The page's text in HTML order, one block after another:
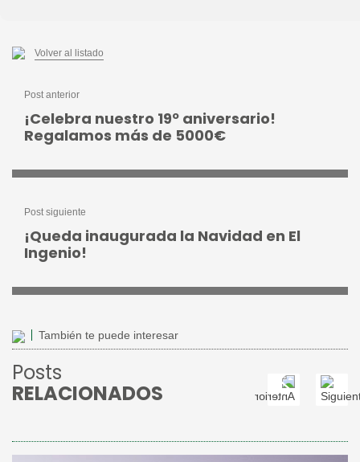
Volver al listado
Post anterior
¡Celebra nuestro 19º aniversario!
Regalamos más de 5000€
Post siguiente
¡Queda inaugurada la Navidad en El
Ingenio!
También te puede interesar
Posts
RELACIONADOS